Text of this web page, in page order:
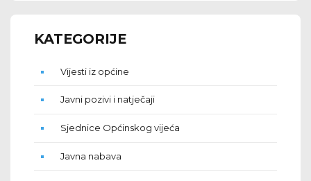
KATEGORIJE
Vijesti iz općine
Javni pozivi i natječaji
Sjednice Općinskog vijeća
Javna nabava